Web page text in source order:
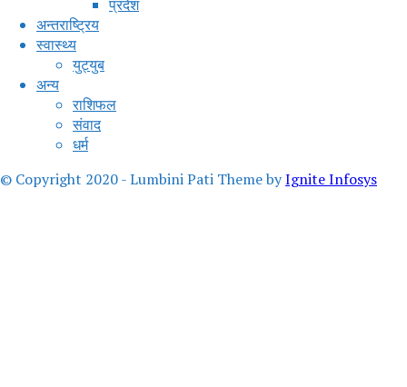
प्रदेश
अन्तराष्ट्रिय
स्वास्थ्य
युट्युब
अन्य
राशिफल
संवाद
धर्म
© Copyright 2020 - Lumbini Pati Theme byIgnite Infosys